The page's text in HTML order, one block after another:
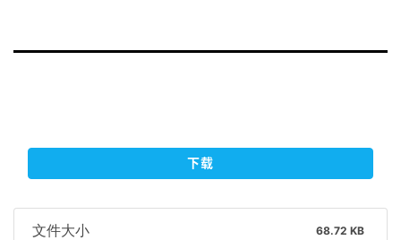
下载
文件大小 68.72 KB